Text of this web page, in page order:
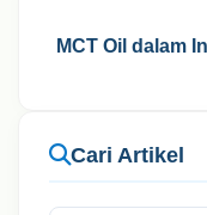
MCT Oil dalam
Cari Artikel